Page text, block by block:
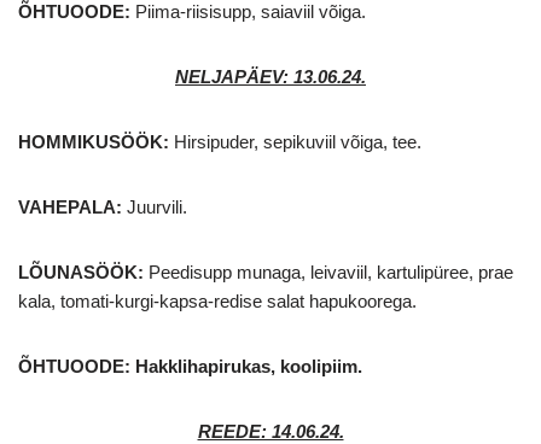
ÕHTUOODE: Piima-riisisupp, saiaviil võiga.
NELJAPÄEV: 13.06.24.
HOMMIKUSÖÖK: Hirsipuder, sepikuviil võiga, tee.
VAHEPALA: Juurvili.
LÕUNASÖÖK: Peedisupp munaga, leivaviil, kartulipüree, prae
kala, tomati-kurgi-kapsa-redise salat hapukoorega.
ÕHTUOODE: Hakklihapirukas, koolipiim.
REEDE: 14.06.24.